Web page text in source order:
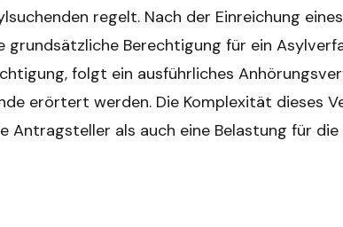
regelt. Nach der Einreichung
grundsätzliche Berechtigung für ein
folgt ein ausführliches
erörtert werden. Die Komplexität dieses
Antragsteller als auch eine Belastung für